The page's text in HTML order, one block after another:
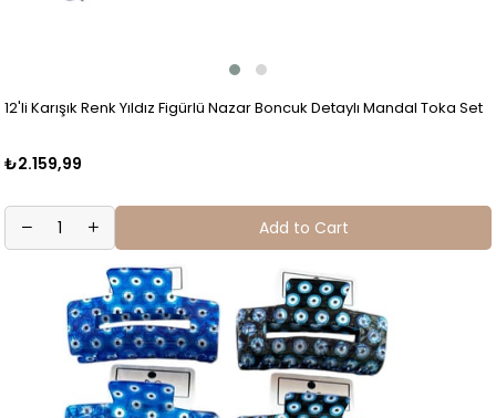
12'li Karışık Renk Yıldız Figürlü Nazar Boncuk Detaylı Mandal Toka Set
₺2.159,99
Add to Cart